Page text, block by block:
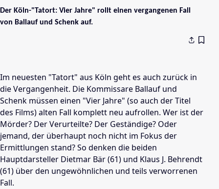
Der Köln-"Tatort: Vier Jahre" rollt einen vergangenen Fall
von Ballauf und Schenk auf.
Im neuesten "Tatort" aus Köln geht es auch zurück in
die Vergangenheit. Die Kommissare Ballauf und
Schenk müssen einen "Vier Jahre" (so auch der Titel
des Films) alten Fall komplett neu aufrollen. Wer ist der
Mörder? Der Verurteilte? Der Geständige? Oder
jemand, der überhaupt noch nicht im Fokus der
Ermittlungen stand? So denken die beiden
Hauptdarsteller Dietmar Bär (61) und Klaus J. Behrendt
(61) über den ungewöhnlichen und teils verworrenen
Fall.